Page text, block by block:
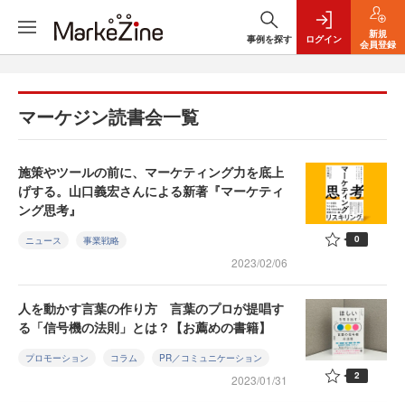
事例を探す ログイン
新規
会員登録
マーケジン読書会一覧
施策やツールの前に、マーケティング力を底上
げする。山口義宏さんによる新著『マーケティ
ング思考』
ニュース 事業戦略
2023/02/06
0
人を動かす言葉の作り方 言葉のプロが提唱す
る「信号機の法則」とは？【お薦めの書籍】
プロモーション コラム PR／コミュニケーション
2023/01/31 2